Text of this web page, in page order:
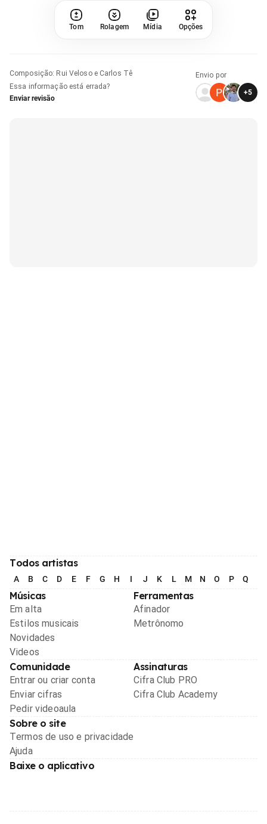
Tom Rolagem Mídia Opções
Composição: Rui Veloso e Carlos Tê
Essa informação está errada?
Enviar revisão
Envio por
+5
Todos artistas
A B C D E F G H I J K L M N O P Q
Músicas
Em alta
Estilos musicais
Novidades
Videos
Ferramentas
Afinador
Metrônomo
Comunidade
Entrar ou criar conta
Enviar cifras
Pedir videoaula
Assinaturas
Cifra Club PRO
Cifra Club Academy
Sobre o site
Termos de uso e privacidade
Ajuda
Baixe o aplicativo